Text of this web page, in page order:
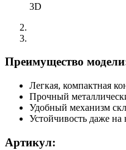
3D
Преимущество
Легкая, компактная
Прочный
Удобный механизм
Устойчивость даже
Артикул: